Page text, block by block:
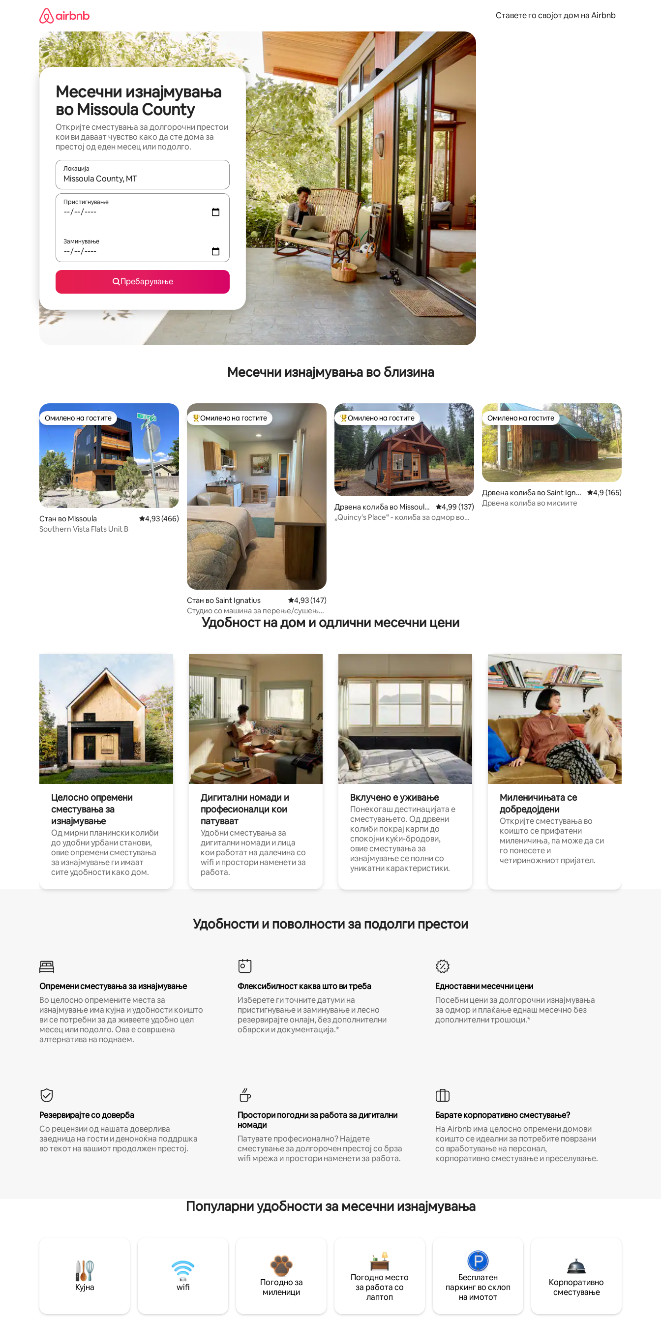
Ставете го својот дом на Airbnb
Месечни изнајмувања
во Missoula County
Откријте сместувања за долгорочни престои
кои ви даваат чувство како да сте дома за
престој од еден месец или подолго.
Локација
Кога резултатите се достапни, движете се со копчињата со стрелки нагоре и надолу или истражувајте со допирање или со лизгање.
Пристигнување
Заминување
Пребарување
Месечни изнајмувања во близина
Омилено на гостите
Омилено на гостите
Стан во Missoula Просечна оцена: 4,93 од 5, 466 рецензии
4,93 (466)
Southern Vista Flats Unit B
Меѓу најуспешните „Омилени на гостите“
Омилено на гостите
Стан во Saint Ignatius Просечна оцена: 4,93 од 5, 147 рецензии
4,93 (147)
Студио со машина за перење/сушење
алишта.
Меѓу најуспешните „Омилени на гостите“
Омилено на гостите
Дрвена колиба во Missoula
County
Просечна оцена: 4,99 од 5, 137 рецензии
4,99 (137)
„Quincy's Place“ - колиба за одмор во
Омилено на гостите
Омилено на гостите
Дрвена колиба во Saint Ignat
ius
Просечна оцена: 4,9
4,9 (165)
Дрвена колиба во мисиите
Удобност на дом и одлични месечни цени
Целосно опремени
сместувања за
изнајмување
Од мирни планински колиби
до удобни урбани станови,
овие опремени сместувања
за изнајмување ги имаат
сите удобности како дом.
Дигитални номади и
професионалци кои
патуваат
Удобни сместувања за
дигитални номади и лица
кои работат на далечина со
wifi и простори наменети за
работа.
Вклучено е уживање
Понекогаш дестинацијата е
сместувањето. Од дрвени
колиби покрај карпи до
спокојни куќи-бродови,
овие сместувања за
изнајмување се полни со
уникатни карактеристики.
Миленичињата се
добредојдени
Откријте сместувања во
коишто се прифатени
миленичиња, па може да си
го понесете и
четириножниот пријател.
Удобности и поволности за подолги престои
Опремени сместувања за изнајмување
Во целосно опремените места за
изнајмување има кујна и удобности коишто
ви се потребни за да живеете удобно цел
месец или подолго. Ова е совршена
алтернатива на поднаем.
Флексибилност каква што ви треба
Изберете ги точните датуми на
пристигнување и заминување и лесно
резервирајте онлајн, без дополнителни
обврски и документација.*
Едноставни месечни цени
Посебни цени за долгорочни изнајмувања
за одмор и плаќање еднаш месечно без
дополнителни трошоци.*
Резервирајте со доверба
Со рецензии од нашата доверлива
заедница на гости и деноноќна поддршка
во текот на вашиот продолжен престој.
Простори погодни за работа за дигитални
номади
Патувате професионално? Најдете
сместување за долгорочен престој со брза
wifi мрежа и простори наменети за работа.
Барате корпоративно сместување?
На Airbnb има целосно опремени домови
коишто се идеални за потребите поврзани
со вработување на персонал,
корпоративно сместување и преселување.
Популарни удобности за месечни изнајмувања
Кујна wifi
Погодно за
миленици
Погодно место
за работа со
лаптоп
Бесплатен
паркинг во склоп
на имотот
Корпоративно
сместување